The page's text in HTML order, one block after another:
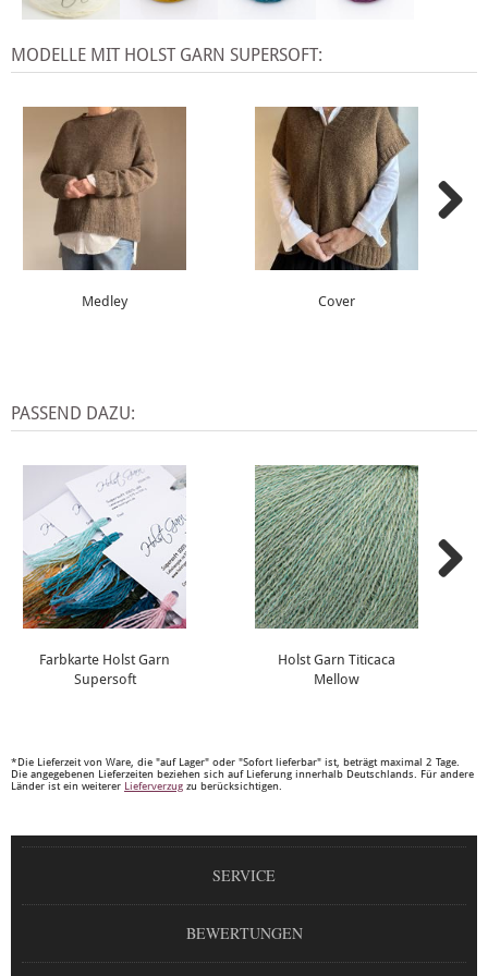
MODELLE MIT HOLST GARN SUPERSOFT:
Medley Cover
PASSEND DAZU:
Farbkarte Holst Garn
Supersoft
Holst Garn Titicaca
Mellow
*Die Lieferzeit von Ware, die "auf Lager" oder "Sofort lieferbar" ist, beträgt maximal 2 Tage.
Die angegebenen Lieferzeiten beziehen sich auf Lieferung innerhalb Deutschlands. Für andere
Länder ist ein weiterer Lieferverzug zu berücksichtigen.
SERVICE
BEWERTUNGEN